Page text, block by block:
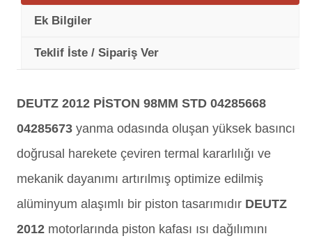
Ek Bilgiler
Teklif İste / Sipariş Ver
DEUTZ 2012 PİSTON 98MM STD 04285668
04285673 yanma odasında oluşan yüksek basıncı
doğrusal harekete çeviren termal kararlılığı ve
mekanik dayanımı artırılmış optimize edilmiş
alüminyum alaşımlı bir piston tasarımıdır DEUTZ
2012 motorlarında piston kafası ısı dağılımını